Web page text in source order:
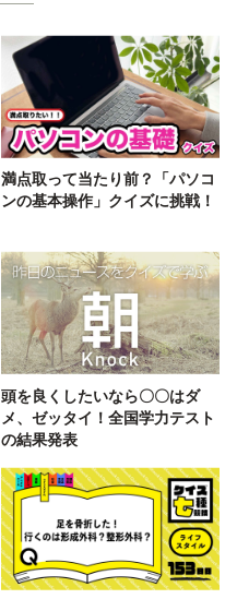
満点取って当たり前？「パソコ
ンの基本操作」クイズに挑戦！
頭を良くしたいなら〇〇はダ
メ、ゼッタイ！全国学力テスト
の結果発表